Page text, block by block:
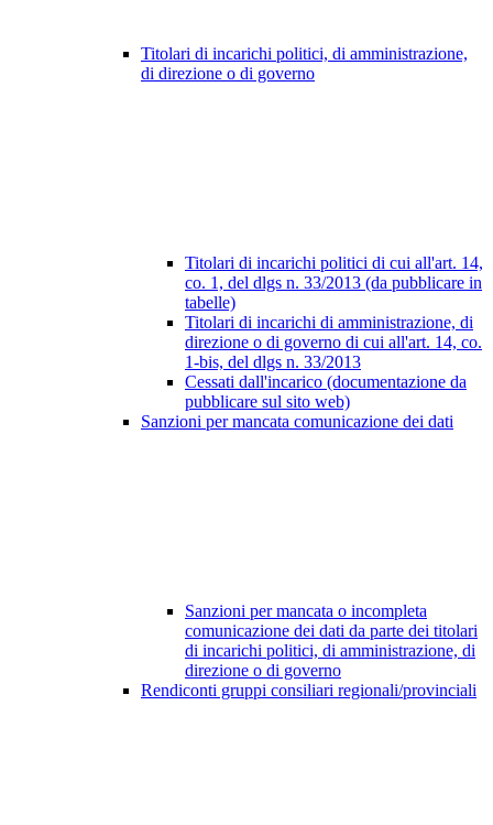
Titolari di incarichi politici, di amministrazione,
di direzione o di governo
Titolari di incarichi politici di cui all'art. 14,
co. 1, del dlgs n. 33/2013 (da pubblicare in
tabelle)
Titolari di incarichi di amministrazione, di
direzione o di governo di cui all'art. 14, co.
1-bis, del dlgs n. 33/2013
Cessati dall'incarico (documentazione da
pubblicare sul sito web)
Sanzioni per mancata comunicazione dei dati
Sanzioni per mancata o incompleta
comunicazione dei dati da parte dei titolari
di incarichi politici, di amministrazione, di
direzione o di governo
Rendiconti gruppi consiliari regionali/provinciali